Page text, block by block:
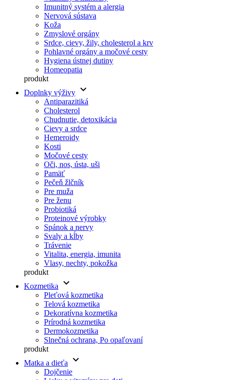
Imunitný systém a alergia
Nervová sústava
Koža
Zmyslové orgány
Srdce, cievy, žily, cholesterol a krv
Pohlavné orgány a močové cesty
Hygiena ústnej dutiny
Homeopatia
produkt
Doplnky výživy keyboard_arrow_down
Antiparazitiká
Cholesterol
Chudnutie, detoxikácia
Cievy a srdce
Hemeroidy
Kosti
Močové cesty
Oči, nos, ústa, uši
Pamäť
Pečeň žlčník
Pre muža
Pre ženu
Probiotiká
Proteinové výrobky
Spánok a nervy
Svaly a kĺby
Trávenie
Vitalita, energia, imunita
Vlasy, nechty, pokožka
produkt
Kozmetika
keyboard_arrow_down
Pleťová kozmetika
Telová kozmetika
Dekoratívna kozmetika
Prírodná kozmetika
Dermokozmetika
Slnečná ochrana, Po opaľovaní
produkt
Matka a dieťa
keyboard_arrow_down
Dojčenie